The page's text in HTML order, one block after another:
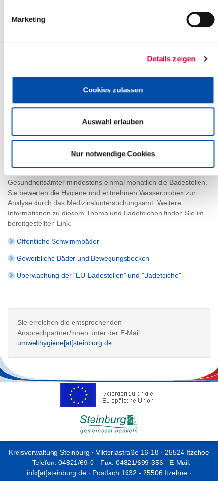
Marketing
Details zeigen
Cookies zulassen
Auswahl erlauben
Nur notwendige Cookies
Schwimm- und Badebeckenwasser
Das Wasser in öffentlichen Schwimmbädern und gewerblichen
Schwimm- und Badebecken und in Bewegungsbädern unterliegt
gemäß § 37 des Infektionsschutzgesetzes der Überwachung des
Gesundheitsamtes.
Um das Schwimm- und Badebeckenwasser hygienisch
auch eine Chlorung des Wassers ist unumgänglich. Die
Anforderungen an das Wasser und seine Aufbereitung sind in der
regelmäßige Untersuchungen nachzuweisen.
Gesundheitsämter mindestens einmal monatlich die Badestellen.
Sie bewerten die Hygiene und entnehmen Wasserproben zur
Analyse durch das Medizinaluntersuchungsamt. Weitere
Informationen zu diesem Thema und Badeteichen finden Sie im
bereitgestellten Link.
Öffentliche Schwimmbäder
Gewerbliche Bäder und Bewegungsbecken
Überwachung der "EU-Badestellen" und "Badeteiche"
Sie erreichen die entsprechenden
Ansprechpartner/innen unter der E-Mail
umwelthygiene[at]steinburg.de.
Kreisverwaltung Steinburg · Viktoriastraße 16-18 · 25524 Itzehoe
· Telefon: 04821/69-0 · Fax: 04821/699-356 · E-Mail:
info[at]steinburg.de· Postfach 1632 - 25506 Itzehoe ·